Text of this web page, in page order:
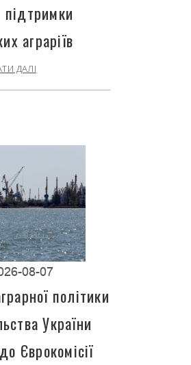
аграріїв
ДАЛІ
08-07
політики
України
Єврокомісії